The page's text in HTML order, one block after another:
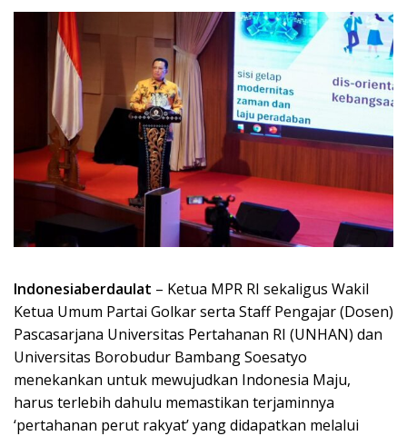
Indonesiaberdaulat – Ketua MPR RI sekaligus Wakil
Ketua Umum Partai Golkar serta Staff Pengajar (Dosen)
Pascasarjana Universitas Pertahanan RI (UNHAN) dan
Universitas Borobudur Bambang Soesatyo
menekankan untuk mewujudkan Indonesia Maju,
harus terlebih dahulu memastikan terjaminnya
‘pertahanan perut rakyat’ yang didapatkan melalui